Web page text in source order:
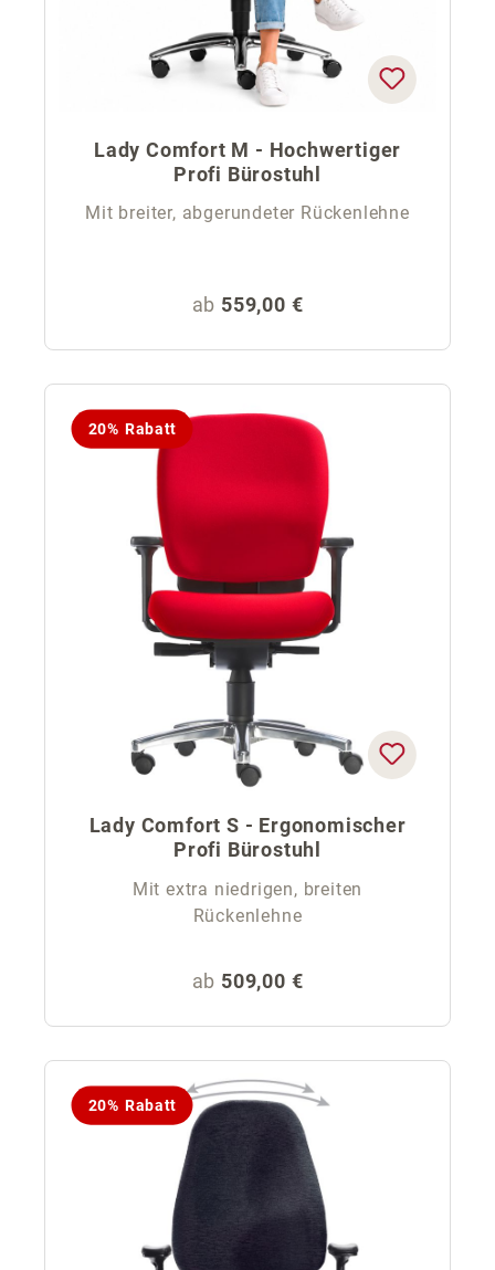
Lady Comfort M - Hochwertiger
Profi Bürostuhl
Mit breiter, abgerundeter Rückenlehne
Regulärer Preis:
ab 559,00 €
20% Rabatt
Lady Comfort S - Ergonomischer
Profi Bürostuhl
Mit extra niedrigen, breiten
Rückenlehne
Regulärer Preis:
ab 509,00 €
20% Rabatt